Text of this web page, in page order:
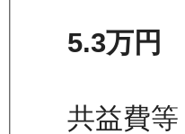
5.3万円
共益費等